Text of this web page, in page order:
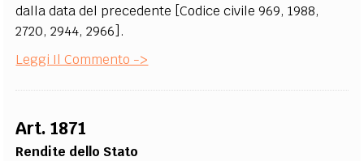
dalla data del precedente [Codice civile 969, 1988,
2720, 2944, 2966].
Leggi Il Commento ->
Art. 1871
Rendite dello Stato